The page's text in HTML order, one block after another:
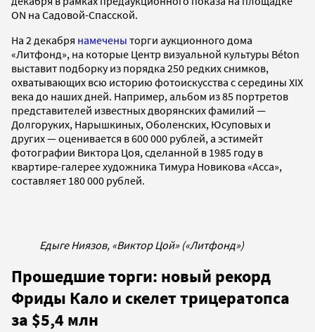
ON на Садовой-Спасской.
На 2 декабря намечены торги аукционного дома
«Литфонд», на которые Центр визуальной культуры Béton
выставит подборку из порядка 250 редких снимков,
охватывающих всю историю фотоискусства с середины XIX
века до наших дней. Например, альбом из 85 портретов
представителей известных дворянских фамилий —
Долгоруких, Нарышкиных, Оболенских, Юсуповых и
других — оценивается в 600 000 рублей, а эстимейт
фотографии Виктора Цоя, сделанной в 1985 году в
квартире-галерее художника Тимура Новикова «Асса»,
составляет 180 000 рублей.
Едыге Ниязов, «Виктор Цой» («Литфонд»)
Прошедшие торги: новый рекорд
Фриды Кало и скелет трицератопса
за $5,4 млн